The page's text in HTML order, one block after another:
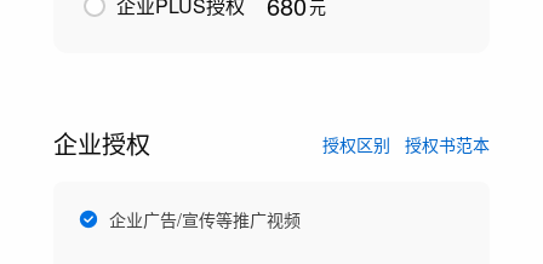
元
企业授权 授权区别 授权书范本
企业广告/宣传等推广视频